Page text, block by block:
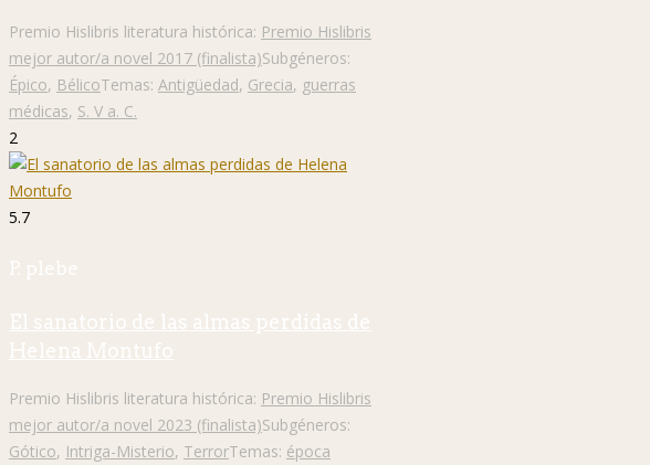
Premio Hislibris literatura histórica: Premio Hislibris
mejor autor/a novel 2017 (finalista)Subgéneros:
Épico, BélicoTemas: Antigüedad, Grecia, guerras
médicas, S. V a. C.
2
5.7
P. plebe
El sanatorio de las almas perdidas de
Helena Montufo
Premio Hislibris literatura histórica: Premio Hislibris
mejor autor/a novel 2023 (finalista)Subgéneros:
Gótico, Intriga-Misterio, TerrorTemas: época